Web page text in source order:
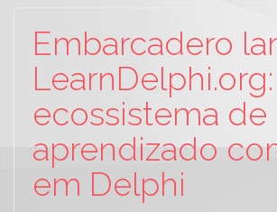
Embarcadero
ecossistema de
aprendizado
em Delphi